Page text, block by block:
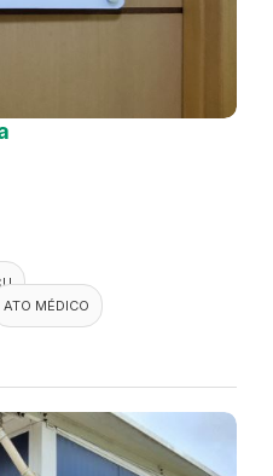
ATO MÉDICO